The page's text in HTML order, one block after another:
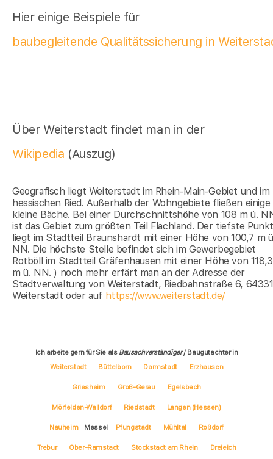
Hier einige Beispiele für
baubegleitende Qualitätssicherung in
Über Weiterstadt findet man in der
Wikipedia (Auszug)
Geografisch liegt Weiterstadt im Rhein-Main-Gebiet und im
hessischen Ried. Außerhalb der Wohngebiete fließen einige
kleine Bäche. Bei einer Durchschnittshöhe von 108 m ü.
ist das Gebiet zum größten Teil Flachland. Der tiefste
liegt im Stadtteil Braunshardt mit einer Höhe von 100,7 m
NN. Die höchste Stelle befindet sich im Gewerbegebiet
Rotböll im Stadtteil Gräfenhausen mit einer Höhe von 118,3
m ü. NN. ) noch mehr erfärt man an der Adresse der
Stadtverwaltung von Weiterstadt, Riedbahnstraße 6, 64331
Weiterstadt oder auf https://www.weiterstadt.de/
Ich arbeite gern für Sie als Bausachverständiger/ Baugutachter in
Weiterstadt
Büttelborn Darmstadt Erzhausen
Griesheim Groß-Gerau Egelsbach
Mörfelden-Walldorf Riedstadt Langen (Hessen)
Nauheim Messel Pfungstadt Mühltal Roßdorf
Trebur Ober-Ramstadt Stockstadt am Rhein Dreieich